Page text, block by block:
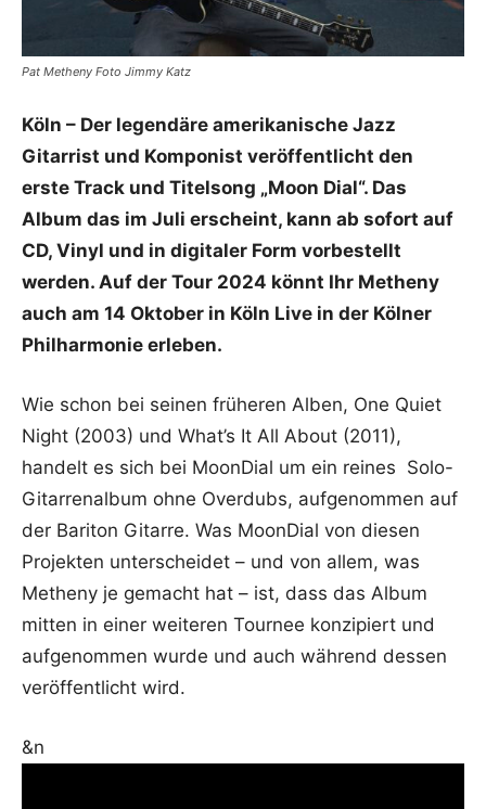
Pat Metheny Foto Jimmy Katz
Köln – Der legendäre amerikanische Jazz
Gitarrist und Komponist veröffentlicht den
erste Track und Titelsong „Moon Dial“. Das
Album das im Juli erscheint, kann ab sofort auf
CD, Vinyl und in digitaler Form vorbestellt
werden. Auf der Tour 2024 könnt Ihr Metheny
auch am 14 Oktober in Köln Live in der Kölner
Philharmonie erleben.
Wie schon bei seinen früheren Alben, One Quiet
Night (2003) und What’s It All About (2011),
handelt es sich bei MoonDial um ein reines Solo-
Gitarrenalbum ohne Overdubs, aufgenommen auf
der Bariton Gitarre. Was MoonDial von diesen
Projekten unterscheidet – und von allem, was
Metheny je gemacht hat – ist, dass das Album
mitten in einer weiteren Tournee konzipiert und
aufgenommen wurde und auch während dessen
veröffentlicht wird.
&n